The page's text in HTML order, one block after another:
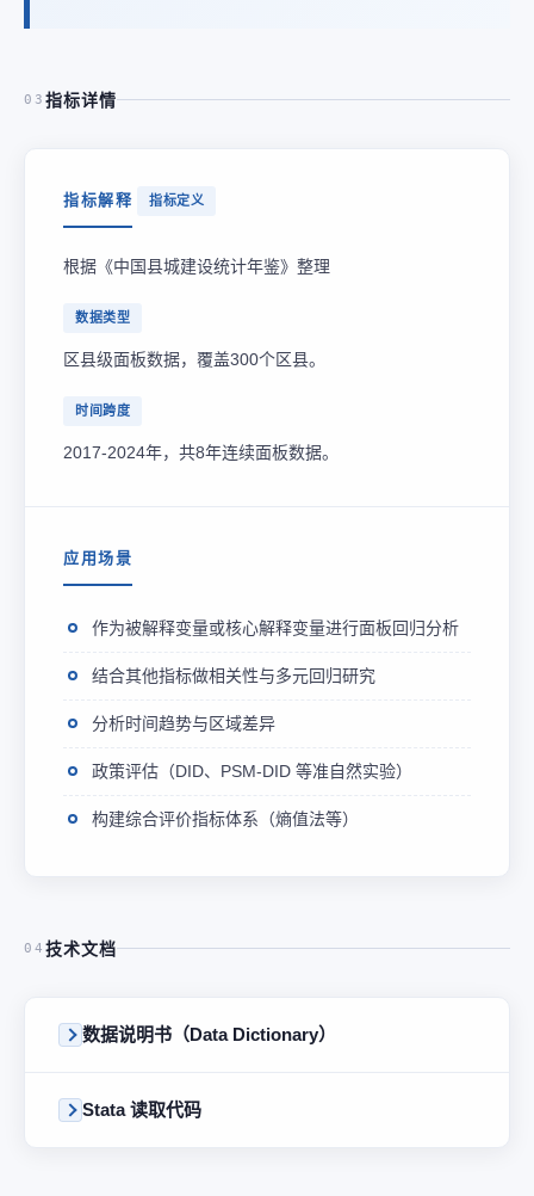
03 指标详情
指标解释 指标定义
根据《中国县城建设统计年鉴》整理
数据类型
区县级面板数据，覆盖300个区县。
时间跨度
2017-2024年，共8年连续面板数据。
应用场景
作为被解释变量或核心解释变量进行面板回归分析
结合其他指标做相关性与多元回归研究
分析时间趋势与区域差异
政策评估（DID、PSM-DID 等准自然实验）
构建综合评价指标体系（熵值法等）
04 技术文档
数据说明书（Data Dictionary）
Stata 读取代码